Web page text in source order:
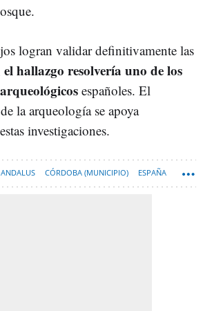
logran validar definitivamente las
el hallazgo resolvería uno de los
españoles. El
la arqueología se apoya
investigaciones.
CÓRDOBA (MUNICIPIO) ESPAÑA